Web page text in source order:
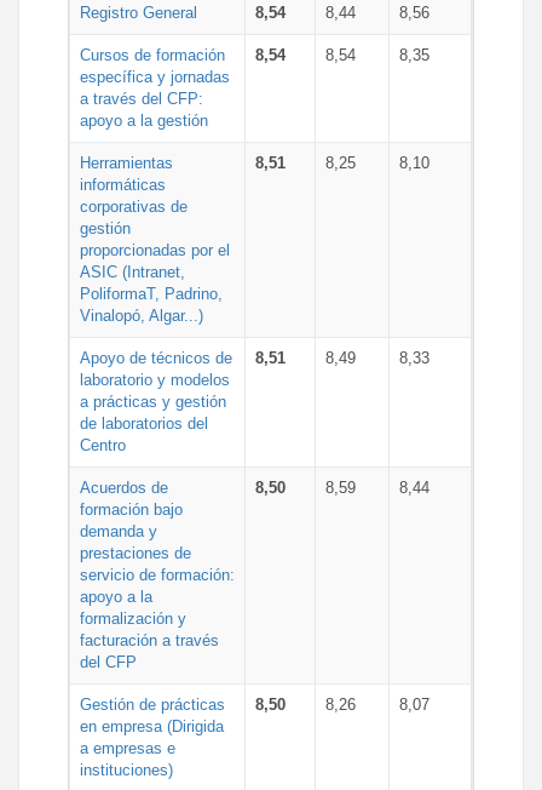
Registro General 8,54 8,44 8,56
Cursos de formación
específica y jornadas
a través del CFP:
apoyo a la gestión
8,54 8,54 8,35
Herramientas
informáticas
corporativas de
gestión
proporcionadas por el
ASIC (Intranet,
PoliformaT, Padrino,
Vinalopó, Algar...)
8,51 8,25 8,10
Apoyo de técnicos de
laboratorio y modelos
a prácticas y gestión
de laboratorios del
Centro
8,51 8,49 8,33
Acuerdos de
formación bajo
demanda y
prestaciones de
servicio de formación:
apoyo a la
formalización y
facturación a través
del CFP
8,50 8,59 8,44
Gestión de prácticas
en empresa (Dirigida
a empresas e
instituciones)
8,50 8,26 8,07